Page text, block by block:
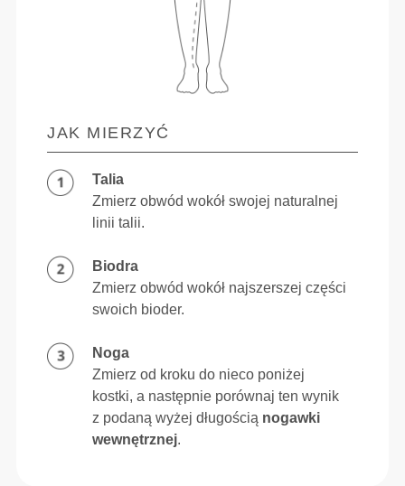
JAK MIERZYĆ
Talia
Zmierz obwód wokół swojej naturalnej
linii talii.
Biodra
Zmierz obwód wokół najszerszej części
swoich bioder.
Noga
Zmierz od kroku do nieco poniżej
kostki, a następnie porównaj ten wynik
z podaną wyżej długością nogawki
wewnętrznej.